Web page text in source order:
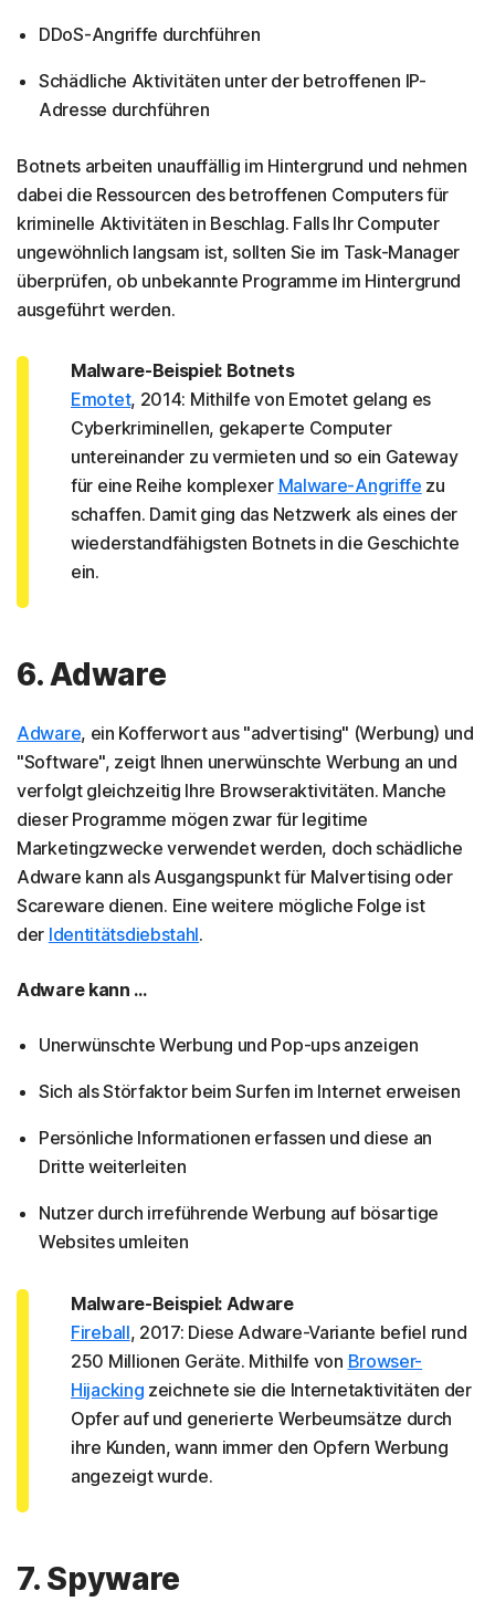
DDoS-Angriffe durchführen
Schädliche Aktivitäten unter der betroffenen IP-
Adresse durchführen
Botnets arbeiten unauffällig im Hintergrund und nehmen
dabei die Ressourcen des betroffenen Computers für
kriminelle Aktivitäten in Beschlag. Falls Ihr Computer
ungewöhnlich langsam ist, sollten Sie im Task-Manager
überprüfen, ob unbekannte Programme im Hintergrund
ausgeführt werden.
Malware-Beispiel: Botnets
Emotet, 2014: Mithilfe von Emotet gelang es
Cyberkriminellen, gekaperte Computer
untereinander zu vermieten und so ein Gateway
für eine Reihe komplexer Malware-Angriffe zu
schaffen. Damit ging das Netzwerk als eines der
wiederstandfähigsten Botnets in die Geschichte
ein.
6. Adware
Adware, ein Kofferwort aus "advertising" (Werbung) und
"Software", zeigt Ihnen unerwünschte Werbung an und
verfolgt gleichzeitig Ihre Browseraktivitäten. Manche
dieser Programme mögen zwar für legitime
Marketingzwecke verwendet werden, doch schädliche
Adware kann als Ausgangspunkt für Malvertising oder
Scareware dienen. Eine weitere mögliche Folge ist
der Identitätsdiebstahl.
Adware kann ...
Unerwünschte Werbung und Pop-ups anzeigen
Sich als Störfaktor beim Surfen im Internet erweisen
Persönliche Informationen erfassen und diese an
Dritte weiterleiten
Nutzer durch irreführende Werbung auf bösartige
Websites umleiten
Malware-Beispiel: Adware
Fireball, 2017: Diese Adware-Variante befiel rund
250 Millionen Geräte. Mithilfe von Browser-
Hijacking zeichnete sie die Internetaktivitäten der
Opfer auf und generierte Werbeumsätze durch
ihre Kunden, wann immer den Opfern Werbung
angezeigt wurde.
7. Spyware